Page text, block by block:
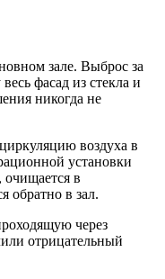
зале. Выброс за
фасад из стекла и
никогда не
воздуха в
установки
очищается в
обратно в зал.
через
отрицательный